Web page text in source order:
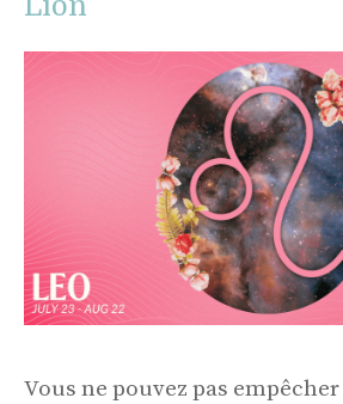
Vous ne pouvez pas